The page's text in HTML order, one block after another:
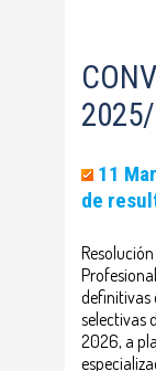
11
de
definitivas
selectivas
2026, a